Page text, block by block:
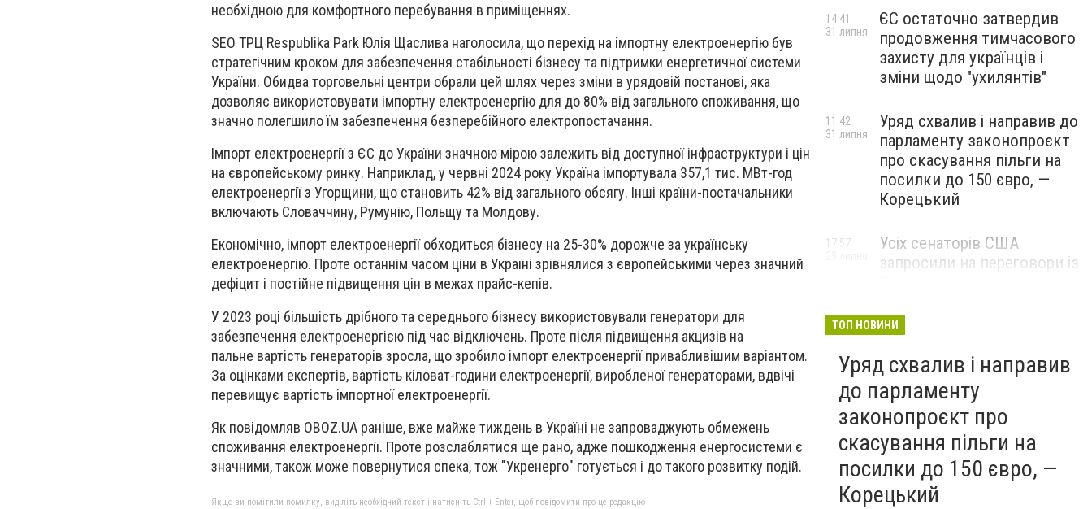
необхідною для комфортного перебування в приміщеннях.
SEO ТРЦ Respublika Park Юлія Щаслива наголосила, що перехід на імпортну електроенергію був
стратегічним кроком для забезпечення стабільності бізнесу та підтримки енергетичної системи
України. Обидва торговельні центри обрали цей шлях через зміни в урядовій постанові, яка
дозволяє використовувати імпортну електроенергію для до 80% від загального споживання, що
значно полегшило їм забезпечення безперебійного електропостачання.
Імпорт електроенергії з ЄС до України значною міроюзалежить від доступної інфраструктури і цін
на європейському ринку. Наприклад, у червні 2024 року Україна імпортувала 357,1 тис. МВт-год
електроенергії з Угорщини, що становить 42% від загального обсягу. Інші країни-постачальники
включають Словаччину, Румунію, Польщу та Молдову.
Економічно, імпорт електроенергіїобходиться бізнесу на 25-30% дорожче за українську
електроенергію. Проте останнім часом ціни в Україні зрівнялися з європейськими через значний
дефіцит і постійне підвищення цін в межах прайс-кепів.
У 2023 році більшість дрібного та середнього бізнесу використовували генератори для
забезпечення електроенергією під час відключень. Проте після підвищення акцизів на
пальне вартість генераторів зросла, що зробило імпорт електроенергії привабливішим варіантом.
За оцінками експертів, вартість кіловат-години електроенергії, виробленої генераторами, вдвічі
перевищує вартість імпортної електроенергії.
Як повідомляв OBOZ.UA раніше, вже майже тиждень в Україні не запроваджують обмежень
споживання електроенергії. Проте розслаблятися ще рано, адже пошкодження енергосистеми є
значними, також може повернутися спека, тож "Укренерго" готується і до такого розвитку подій.
Якщо ви помітили помилку, виділіть необхідний текст і натисніть Ctrl + Enter, щоб повідомити про це редакцію
ЄС остаточно затвердив
продовження тимчасового
захисту для українців і
зміни щодо "ухилянтів"
14:41
31 липня
Уряд схвалив і направив до
парламенту законопроєкт
про скасування пільги на
посилки до 150 євро, —
Корецький
11:42
31 липня
Усіх сенаторів США
запросили на переговори із
Росії, – The Hill
17:57
ТОП НОВИНИ
Уряд схвалив і направив
до парламенту
законопроєкт про
скасування пільги на
посилки до 150 євро, —
Корецький